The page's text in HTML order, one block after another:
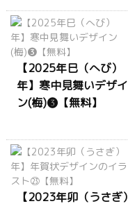
【2025年巳（へび）
年】寒中見舞いデザイ
ン(梅)❸【無料】
【2023年卯（うさぎ）